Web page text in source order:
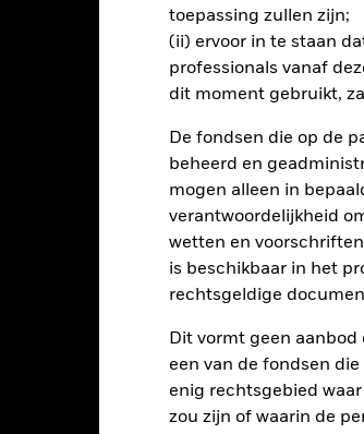
toepassing zullen zijn;
(ii) ervoor in te staan
professionals vanaf
dit moment gebruikt,
De fondsen die op de
beheerd en
mogen alleen in
verantwoordelijkheid
wetten en
is beschikbaar in het
rechtsgeldige
Dit vormt geen
een van de fondsen
enig rechtsgebied
zou zijn of waarin de
chart has 1 X axis displaying categories.
chart has 1 Y axis displaying Values. Range: -20
Totaalrendement (%)